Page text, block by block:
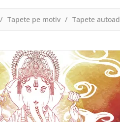
Tapete pe motiv Tapete